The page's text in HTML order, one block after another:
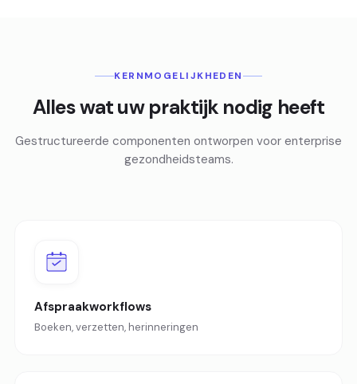
KERNMOGELIJKHEDEN
Alles wat uw praktijk nodig heeft
Gestructureerde componenten ontworpen voor enterprise
gezondheidsteams.
Afspraakworkflows
Boeken, verzetten, herinneringen